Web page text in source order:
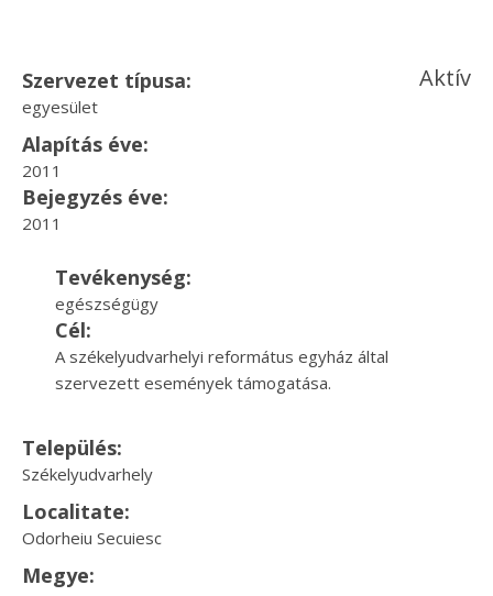
Szervezet típusa:
egyesület
Aktív
Alapítás éve:
2011
Bejegyzés éve:
2011
Tevékenység:
egészségügy
Cél:
A székelyudvarhelyi református egyház által
szervezett események támogatása.
Település:
Székelyudvarhely
Localitate:
Odorheiu Secuiesc
Megye: